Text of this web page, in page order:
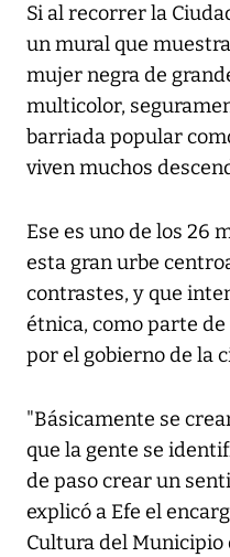
Si al recorrer la
un mural que
mujer negra de
multicolor,
barriada popular
viven muchos
Ese es uno de los 26
esta gran urbe
contrastes, y que
étnica, como parte
por el gobierno de la
"Básicamente se
que la gente se
de paso crear un
explicó a Efe el
Cultura del Municipio